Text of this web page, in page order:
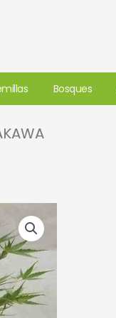
Bosques